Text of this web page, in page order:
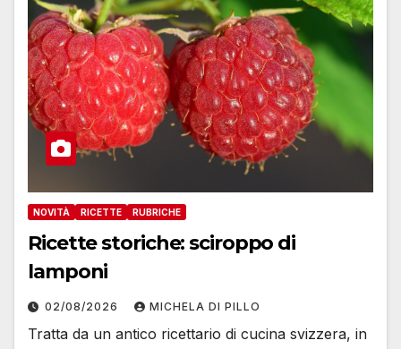
NOVITÀ RICETTE RUBRICHE
Ricette storiche: sciroppo di
lamponi
02/08/2026 MICHELA DI PILLO
Tratta da un antico ricettario di cucina svizzera, in